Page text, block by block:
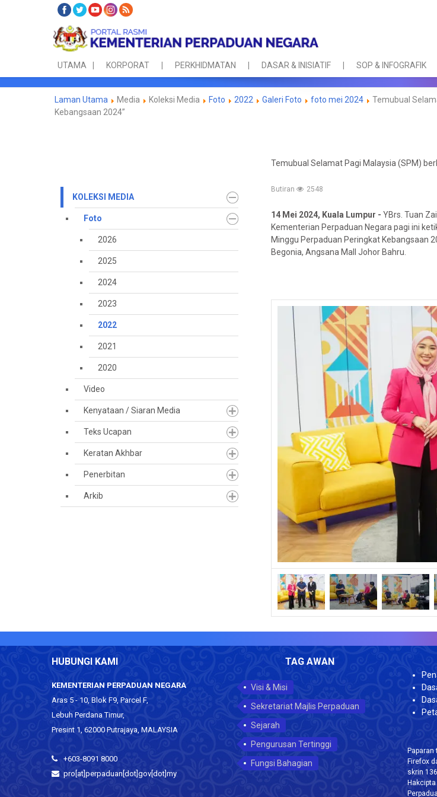
UTAMA KORPORAT PERKHIDMATAN DASAR & INISIATIF SOP & INFOGRAFIK
Laman Utama Media Koleksi Media Foto 2022 Galeri Foto foto mei 2024
Temubual
Kebangsaan 2024”
KOLEKSI MEDIA
Foto
2026
2025
2024
2023
2022
2021
2020
Video
Kenyataan / Siaran Media
Teks Ucapan
Keratan Akhbar
Penerbitan
Arkib
Temubual Selamat Pagi Malaysia (SPM)
Butiran 2548
14 Mei 2024, Kuala Lumpur - YBrs. Tuan
Kementerian Perpaduan Negara pagi ini
Minggu Perpaduan Peringkat Kebangsaan
Begonia, Angsana Mall Johor Bahru.
HUBUNGI KAMI
KEMENTERIAN PERPADUAN NEGARA
Aras 5 - 10, Blok F9, Parcel F,
Lebuh Perdana Timur,
Presint 1, 62000 Putrajaya, MALAYSIA
+603-8091 8000
pro[at]perpaduan[dot]gov[dot]my
TAG AWAN
Visi & Misi
Sekretariat Majlis Perpaduan
Sejarah
Pengurusan Tertinggi
Fungsi Bahagian
Firefox
skrin